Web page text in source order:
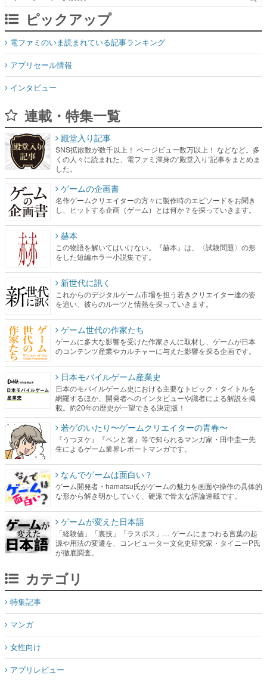
ピックアップ
電ファミのいま読まれている記事ランキング
アプリセール情報
インタビュー
連載・特集一覧
殿堂入り記事
SNS拡散数が数千以上！ ページビュー数万以上！ などなど。多
くの人々に読まれた、電ファミ渾身の“殿堂入り”記事をまとめま
した。
ゲームの企画書
名作ゲームクリエイターの方々に製作時のエピソードをお聞き
し、ヒットする企画（ゲーム）とは何か？を探っていきます。
赫本
この物語を解いてはいけない。『赫本』は、〈試験問題〉の形
をした短編ホラー小説集です。
新世代に訊く
これからのデジタルゲーム市場を担う若きクリエイター達の姿
を追い、彼らのルーツと情熱を探っていきます。
ゲーム世代の作家たち
ゲームに多大な影響を受けた作家さんに取材し、ゲームが日本
のコンテンツ産業やカルチャーに与えた影響を探る企画です。
日本モバイルゲーム産業史
日本のモバイルゲーム史における主要なトピック・タイトルを
網羅するほか、開発者へのインタビューや識者による解説を掲
載。約20年の歴史が一望できる決定版！
若ゲのいたり〜ゲームクリエイターの青春〜
『うつヌケ』『ペンと箸』等で知られるマンガ家・田中圭一先
生によるゲーム業界レポートマンガです。
なんでゲームは面白い？
ゲーム開発者・hamatsu氏がゲームの魅力を画面や操作の具体的
な形から解き明かしていく、硬派で骨太な評論連載です。
ゲームが変えた日本語
「経験値」「裏技」「ラスボス」… ゲームにまつわる言葉の起
源や用法の変遷を、コンピューター文化史研究家・タイニーP氏
が徹底調査。
カテゴリ
特集記事
マンガ
女性向け
アプリレビュー